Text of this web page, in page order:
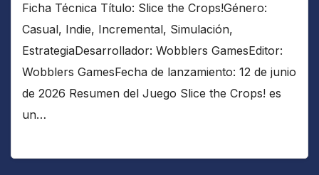
Ficha Técnica Título: Slice the Crops!Género:
Casual, Indie, Incremental, Simulación,
EstrategiaDesarrollador: Wobblers GamesEditor:
Wobblers GamesFecha de lanzamiento: 12 de junio
de 2026 Resumen del Juego Slice the Crops! es
un…